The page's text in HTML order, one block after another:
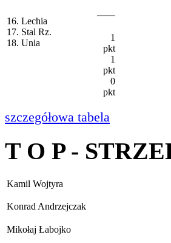
16. Lechia
17. Stal Rz.
18. Unia
1
pkt
1
pkt
0
pkt
szczegółowa tabela
T O P -
Kamil Wojtyra
Konrad Andrzejczak
Mikołaj Łabojko